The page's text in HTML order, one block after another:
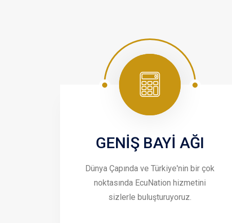
GENİŞ BAYİ AĞI
Dünya Çapında ve Türkiye'nin bir çok
noktasında EcuNation hizmetini
sizlerle buluşturuyoruz.